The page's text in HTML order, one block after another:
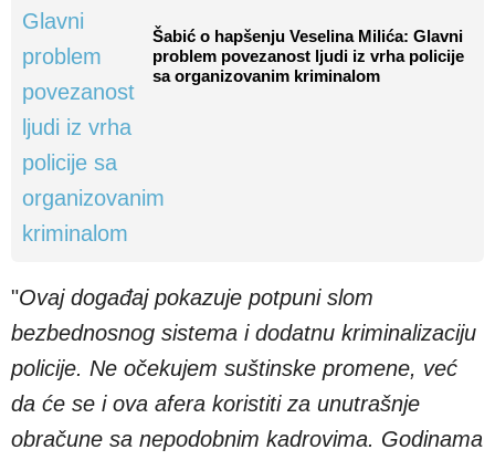
Šabić o hapšenju Veselina Milića: Glavni
problem povezanost ljudi iz vrha policije
sa organizovanim kriminalom
"Ovaj događaj pokazuje potpuni slom
bezbednosnog sistema i dodatnu kriminalizaciju
policije. Ne očekujem suštinske promene, već
da će se i ova afera koristiti za unutrašnje
obračune sa nepodobnim kadrovima. Godinama